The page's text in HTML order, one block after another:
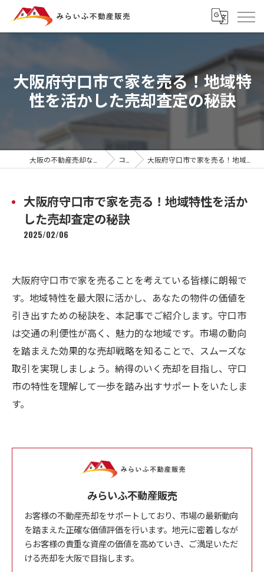
大阪府守口市で家を売る！地域特
性を活かした売却査定の秘訣
コラム 大阪府守口市で家を売る！地域特性を活かした売却査定の秘訣
大阪府守口市で家を売る！地域特性を活か
した売却査定の秘訣
2025/02/06
大阪府守口市で家を売ることを考えている皆様に朗報で
す。地域特性を最大限に活かし、あなたの物件の価値を
引き出すための秘訣を、本記事でご紹介します。守口市
は交通の利便性が高く、魅力的な地域です。市場の動向
を踏まえた効果的な売却戦略を知ることで、スムーズな
取引を実現しましょう。納得のいく売却を目指し、守口
市の特性を理解して一歩を踏み出すサポートをいたしま
す。
みらいふ不動産販売
お客様の不動産売却をサポートしており、市場の最新動向
を踏まえた正確な価値評価を行います。地元に密着しなが
らお客様の貴重な資産の価値を高めていき、ご満足いただ
ける売却を大阪で目指します。